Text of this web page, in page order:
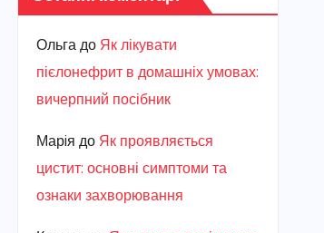
Ольгадо Як лікувати
пієлонефрит в домашніх умовах:
вичерпний посібник
Марiя до Як проявляється
цистит: основні симптоми та
ознаки захворювання